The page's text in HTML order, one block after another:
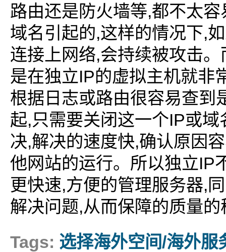
路由还是防火墙等,都不太容
域名引起的,这样的情况下,
连接上网络,会持续被攻击
是在独立IP的虚拟主机就非
根据日志或路由很容易查到
起,只需要关闭这一个IP或域
决,解决的速度快,确认原因
他网站的运行。所以独立IP
更快速,方便的管理服务器,
解决问题,从而保障的质量的
Tags: 选择海外空间/海外服